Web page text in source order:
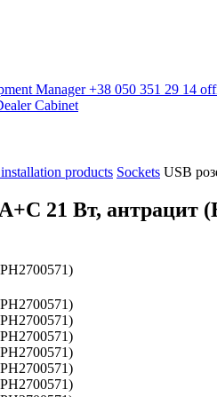
Manager+38 050 351 29 14
Cabinet
products Sockets USB
21 Вт, антрацит